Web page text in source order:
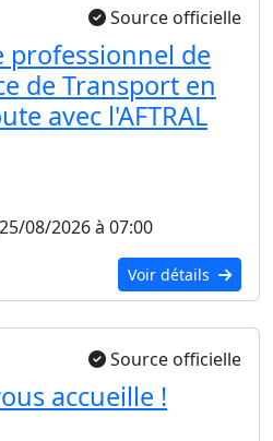
Source officielle
professionnel de
de Transport en
avec l'AFTRAL
25/08/2026 à 07:00
Voir détails
Source officielle
accueille !